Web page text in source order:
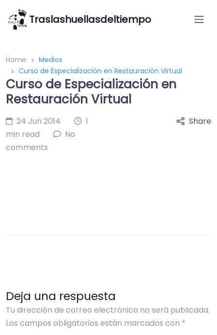
Traslashuellasdeltiempo
Home
Medios
Curso de Especialización en Restauración Virtual
Curso de Especialización en
Restauración Virtual
24 Jun 2014
1
min read
No
comments
Share
Deja una respuesta
Tu dirección de correo electrónico no será publicada.
Los campos obligatorios están marcados con *